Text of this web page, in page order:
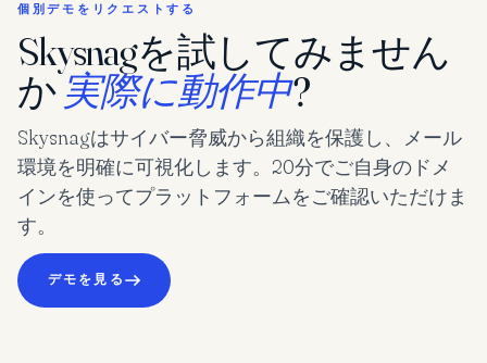
個別デモをリクエストする
Skysnagを試してみません
か実際に動作中?
Skysnagはサイバー脅威から組織を保護し、メール
環境を明確に可視化します。20分でご自身のドメ
インを使ってプラットフォームをご確認いただけま
す。
デモを見る